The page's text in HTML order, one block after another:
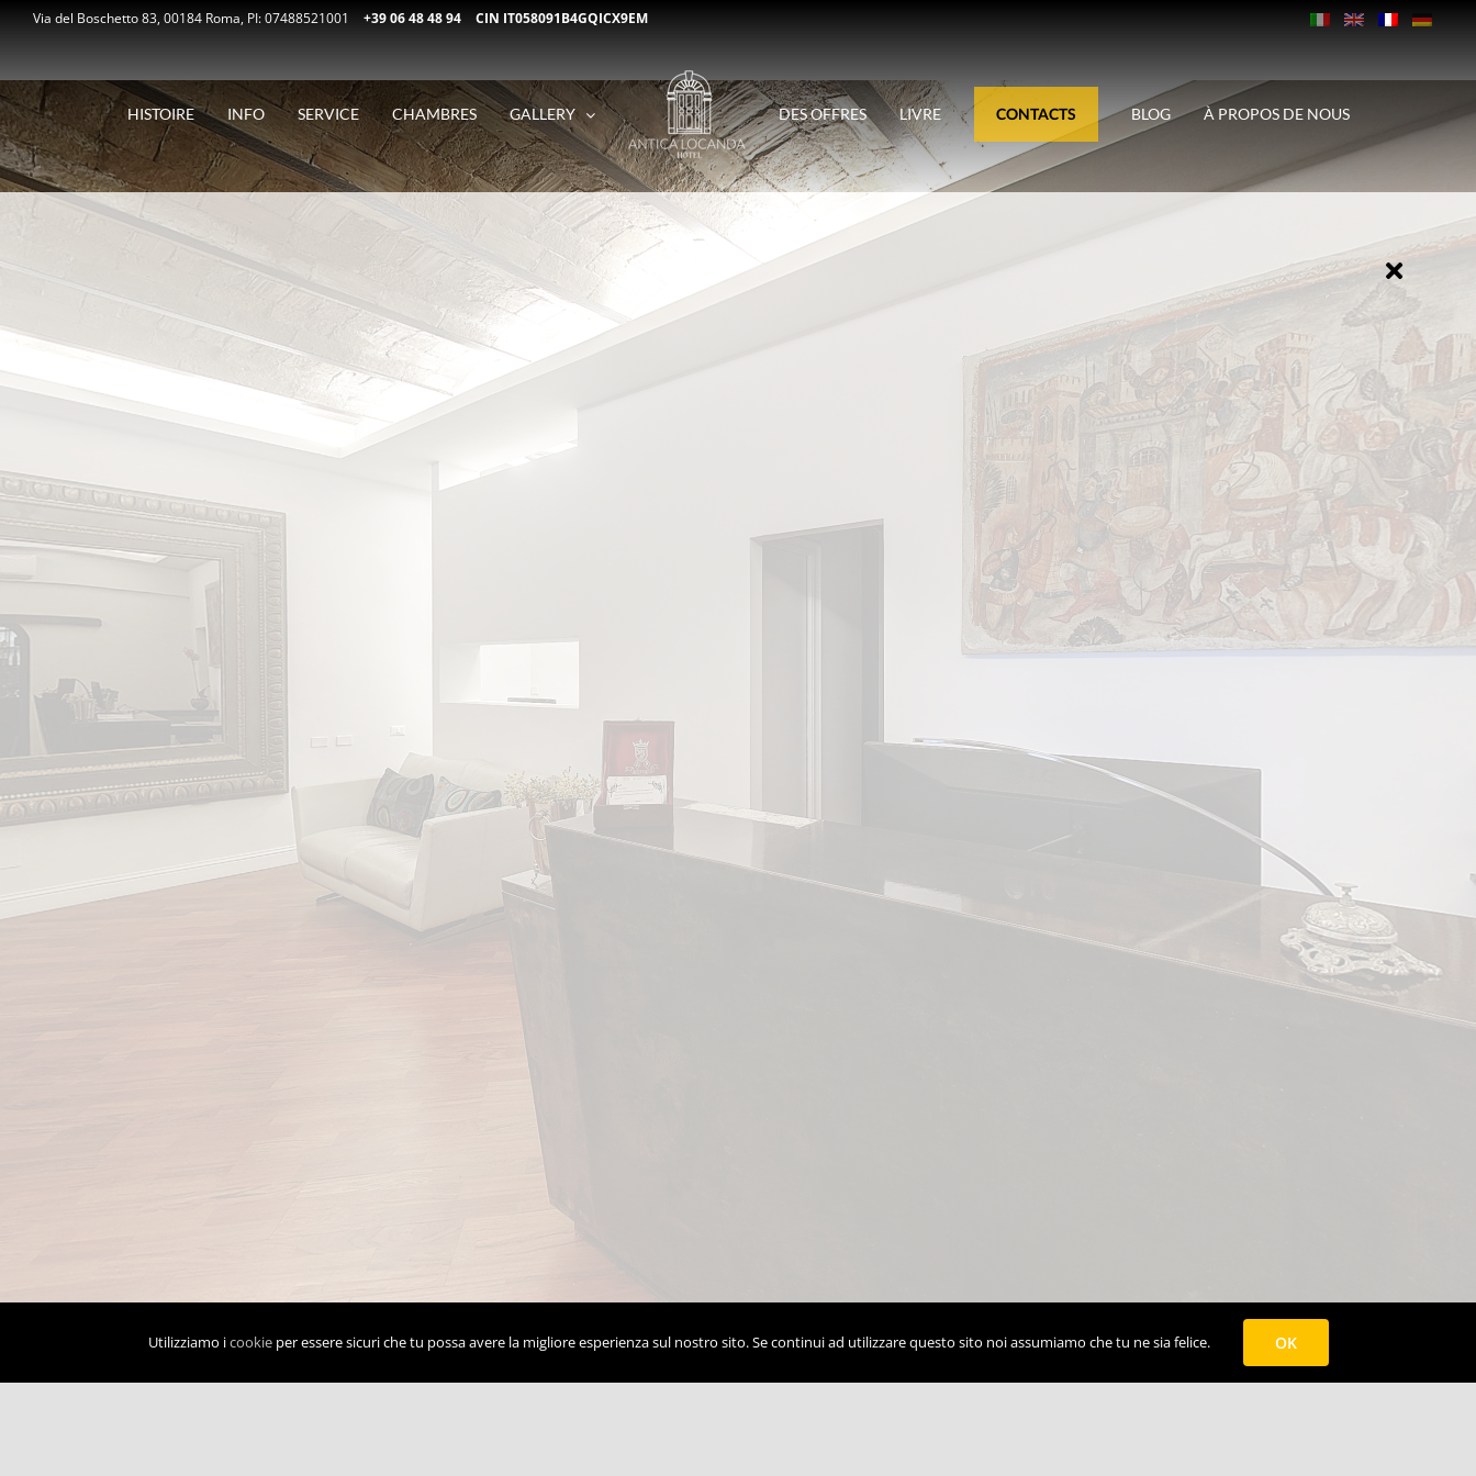
content
Via del Boschetto 83, 00184 Roma, PI: 07488521001 +39 06 48 48 94 CIN IT058091B4GQICX9EM
HISTOIRE INFO SERVICE CHAMBRES GALLERY DES OFFRES LIVRE CONTACTS BLOG À PROPOS DE NOUS
Utilizziamo icookieper essere sicuri che tu possa avere la migliore esperienza sul nostro sito. Se continui ad utilizzare questo sito noi assumiamo che tu ne sia felice. OK